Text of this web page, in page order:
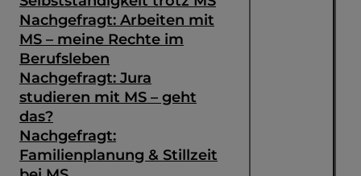
Nachgefragt: Arbeiten mit
MS – meine Rechte im
Berufsleben
Nachgefragt: Jura
studieren mit MS – geht
das?
Nachgefragt:
Familienplanung & Stillzeit